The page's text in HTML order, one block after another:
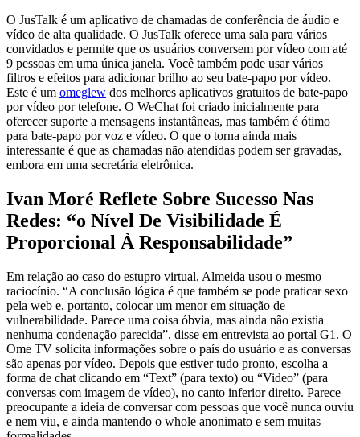
O JusTalk é um aplicativo de chamadas de conferência de áudio e
vídeo de alta qualidade. O JusTalk oferece uma sala para vários
convidados e permite que os usuários conversem por vídeo com até
9 pessoas em uma única janela. Você também pode usar vários
filtros e efeitos para adicionar brilho ao seu bate-papo por vídeo.
Este é um omeglew dos melhores aplicativos gratuitos de bate-papo
por vídeo por telefone. O WeChat foi criado inicialmente para
oferecer suporte a mensagens instantâneas, mas também é ótimo
para bate-papo por voz e vídeo. O que o torna ainda mais
interessante é que as chamadas não atendidas podem ser gravadas,
embora em uma secretária eletrônica.
Ivan Moré Reflete Sobre Sucesso Nas
Redes: “o Nível De Visibilidade É
Proporcional À Responsabilidade”
Em relação ao caso do estupro virtual, Almeida usou o mesmo
raciocínio. “A conclusão lógica é que também se pode praticar sexo
pela web e, portanto, colocar um menor em situação de
vulnerabilidade. Parece uma coisa óbvia, mas ainda não existia
nenhuma condenação parecida”, disse em entrevista ao portal G1. O
Ome TV solicita informações sobre o país do usuário e as conversas
são apenas por vídeo. Depois que estiver tudo pronto, escolha a
forma de chat clicando em “Text” (para texto) ou “Video” (para
conversas com imagem de vídeo), no canto inferior direito. Parece
preocupante a ideia de conversar com pessoas que você nunca ouviu
e nem viu, e ainda mantendo o whole anonimato e sem muitas